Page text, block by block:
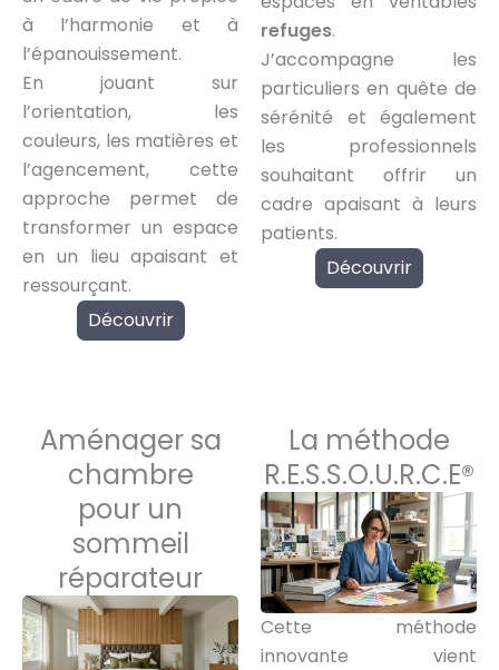
à l’harmonie et à
l’épanouissement.
En jouant sur
l’orientation, les
couleurs, les matières et
l’agencement, cette
approche permet de
transformer un espace
en un lieu apaisant et
ressourçant.
Découvrir
refuges.
J’accompagne les
particuliers en quête de
sérénité et également
les professionnels
souhaitant offrir un
cadre apaisant à leurs
patients.
Découvrir
Aménager sa
chambre
pour un
sommeil
réparateur
La méthode
R.E.S.S.O.U.R.C.E®
Cette méthode
innovante vient